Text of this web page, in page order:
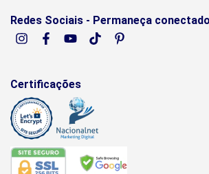
Redes Sociais - Permaneça conectado
Certificações